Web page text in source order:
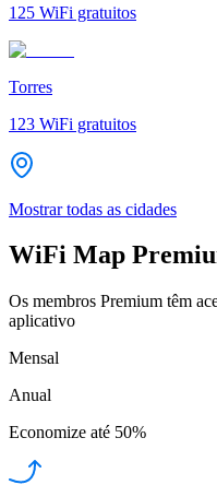
125 WiFi gratuitos
Torres
123 WiFi gratuitos
Mostrar todas as cidades
WiFi Map
Os membros Premium têm
aplicativo
Mensal
Anual
Economize até 50%